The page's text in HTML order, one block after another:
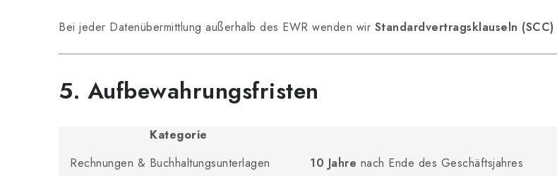
Bei jeder Datenübermittlung außerhalb des EWR wenden wir Standardvertragsklauseln (SCC)
5. Aufbewahrungsfristen
Kategorie
Rechnungen & Buchhaltungsunterlagen
10 Jahre nach Ende des Geschäftsjahres